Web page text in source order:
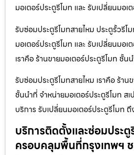
มอเตอร์ประตูรีโมท และ รับเปลี่ยนมอ
รับซ่อมประตูรีโมทสายไหม ประตูรั้วรีโ
มอเตอร์ประตูรีโมท และ รับเปลี่ยนมอ
เราคือ ร้านขายมอเตอร์ประตูรีโมท ชั้
รับซ่อมประตูรีโมทสายไหม เราคือ ร้าน
ชั้นนำที่ จำหน่ายมอเตอร์ประตูรีโมท ส
บริการ รับเปลี่ยนมอเตอร์ประตูรีโมท
บริการติดตั้งและซ่อมประ
ครอบคลุมพื้นที่กรุงเทพฯ ช